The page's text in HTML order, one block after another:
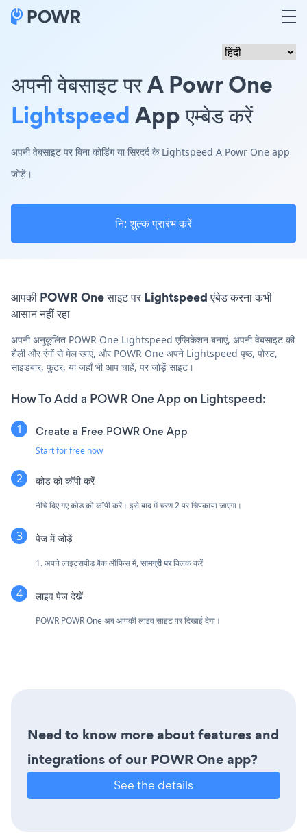
अपनी वेबसाइट पर A Powr One
LightspeedApp एम्बेड करें
अपनी वेबसाइट पर बिना कोडिंग या सिरदर्द के Lightspeed A Powr One app
जोड़ें।
नि: शुल्क प्रारंभ करें
आपकी POWR One साइट पर Lightspeed एंबेड करना कभी
आसान नहीं रहा
अपनी अनुकूलित POWR One Lightspeed एप्लिकेशन बनाएं, अपनी वेबसाइट की
शैली और रंगों से मेल खाएं, और POWR One अपने Lightspeed पृष्ठ, पोस्ट,
साइडबार, फुटर, या जहाँ भी आप चाहें, पर जोड़ें साइट।
How To Add a POWR One App on Lightspeed:
Create a Free POWR One App
Start for free now
कोड को कॉपी करें
नीचे दिए गए कोड को कॉपी करें। इसे बाद में चरण 2 पर चिपकाया जाएगा।
पेज में जोड़ें
1. अपने लाइट्सपीड बैक ऑफिस में,सामग्री परक्लिक करें
लाइव पेज देखें
POWR POWR One अब आपकी लाइव साइट पर दिखाई देगा।
Need to know more about features and
integrations of our POWR One app?
See the details